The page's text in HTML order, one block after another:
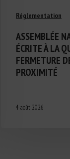
Réglementation
ASSEMBLÉE
ÉCRITE À LA
FERMETURE
PROXIMITÉ
4 août 2026